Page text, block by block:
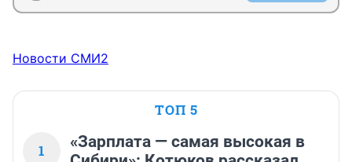
Новости СМИ2
ТОП 5
1
«Зарплата — самая высокая в